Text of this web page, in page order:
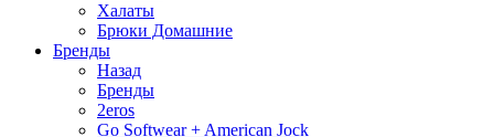
Халаты
Брюки Домашние
Бренды
Назад
Бренды
2eros
Go Softwear + American Jock